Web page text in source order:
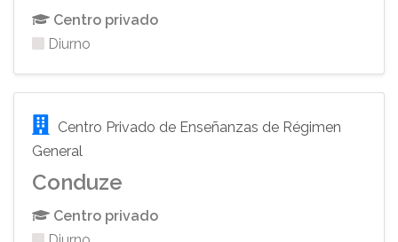
Centro privado
Diurno
Centro Privado de Enseñanzas de Régimen
General
Conduze
Centro privado